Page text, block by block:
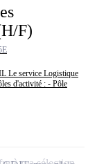
F)
Le service Logistique
d'activité : - Pôle